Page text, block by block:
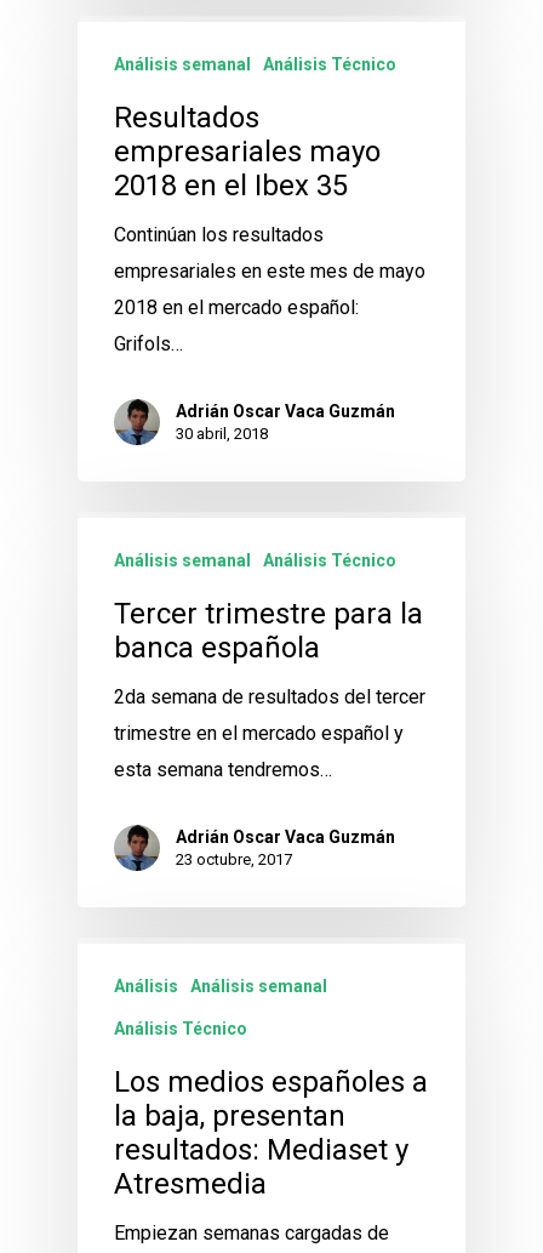
Análisis semanal Análisis Técnico
Resultados
empresariales mayo
2018 en el Ibex 35
Continúan los resultados
empresariales en este mes de mayo
2018 en el mercado español:
Grifols…
Adrián Oscar Vaca Guzmán
30 abril, 2018
Análisis semanal Análisis Técnico
Tercer trimestre para la
banca española
2da semana de resultados del tercer
trimestre en el mercado español y
esta semana tendremos…
Adrián Oscar Vaca Guzmán
23 octubre, 2017
Análisis Análisis semanal
Análisis Técnico
Los medios españoles a
la baja, presentan
resultados: Mediaset y
Atresmedia
Empiezan semanas cargadas de